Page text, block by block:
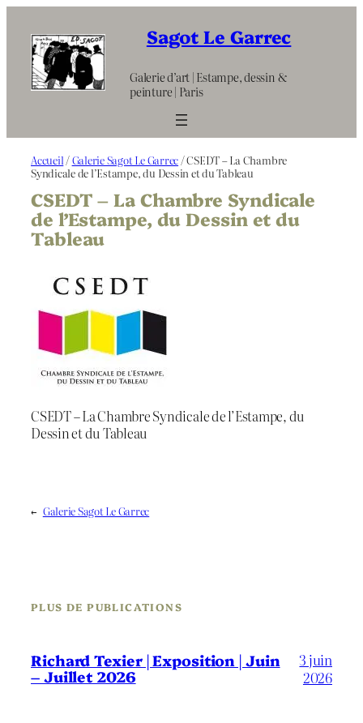
contenu
Sagot Le Garrec
Galerie d’art | Estampe, dessin &
peinture | Paris
Accueil /Galerie Sagot Le Garrec / CSEDT – La Chambre
Syndicale de l’Estampe, du Dessin et du Tableau
CSEDT – La Chambre Syndicale
de l’Estampe, du Dessin et du
Tableau
CSEDT – La Chambre Syndicale de l’Estampe, du
Dessin et du Tableau
← Galerie Sagot Le Garrec
PLUS DE PUBLICATIONS
Richard Texier | Exposition | Juin
– Juillet 2026
3 juin
2026